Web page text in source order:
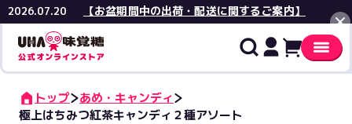
2026.07.20 【お盆期間中の出荷・配送に関するご案内】
閉じる
トップ
あめ・キャンディ
極上はちみつ紅茶キャンディ２種アソート